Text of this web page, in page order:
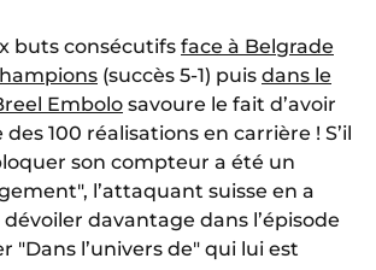
buts consécutifs face à Belgrade
(succès 5-1) puis dans le
Embolo savoure le fait d’avoir
100 réalisations en carrière ! S’il
son compteur a été un
l’attaquant suisse en a
davantage dans l’épisode
"Dans l’univers de" qui lui est